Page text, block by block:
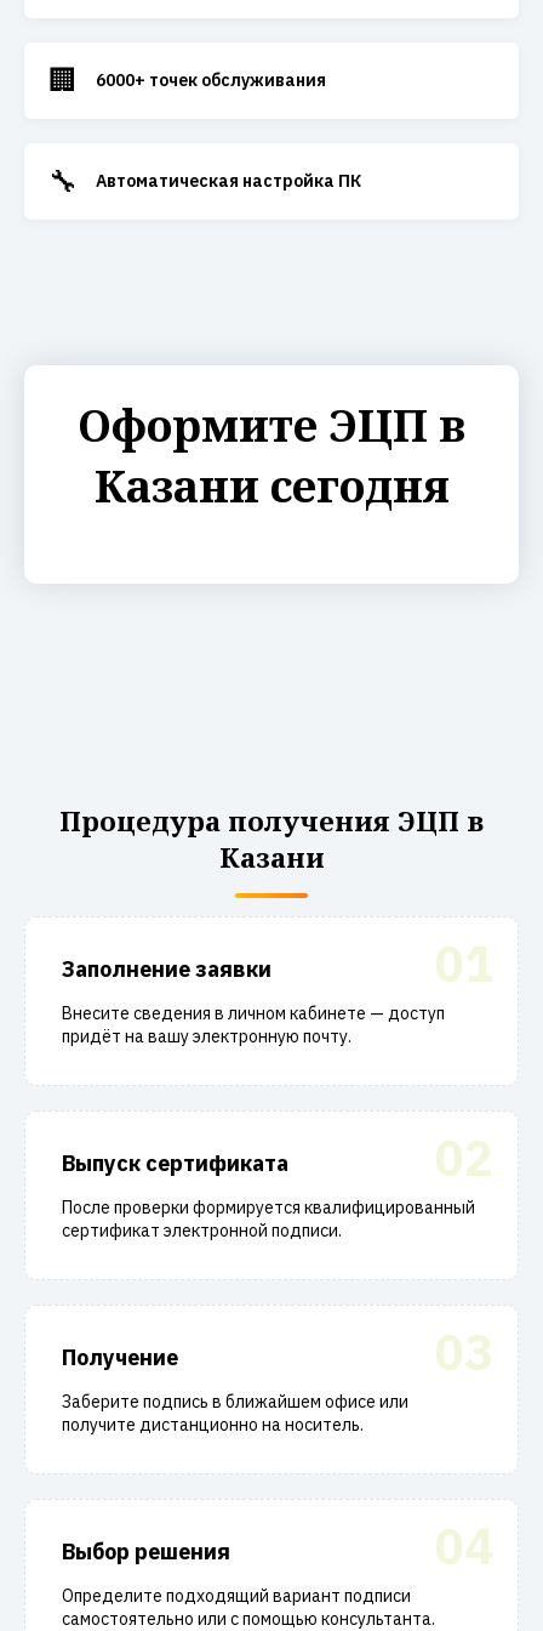
🏢 6000+ точек обслуживания
🔧 Автоматическая настройка ПК
Оформите ЭЦП в
Казани сегодня
Процедура получения ЭЦП в
Казани
01
Заполнение заявки
Внесите сведения в личном кабинете — доступ
придёт на вашу электронную почту.
02
Выпуск сертификата
После проверки формируется квалифицированный
сертификат электронной подписи.
03
Получение
Заберите подпись в ближайшем офисе или
получите дистанционно на носитель.
04
Выбор решения
Определите подходящий вариант подписи
самостоятельно или с помощью консультанта.